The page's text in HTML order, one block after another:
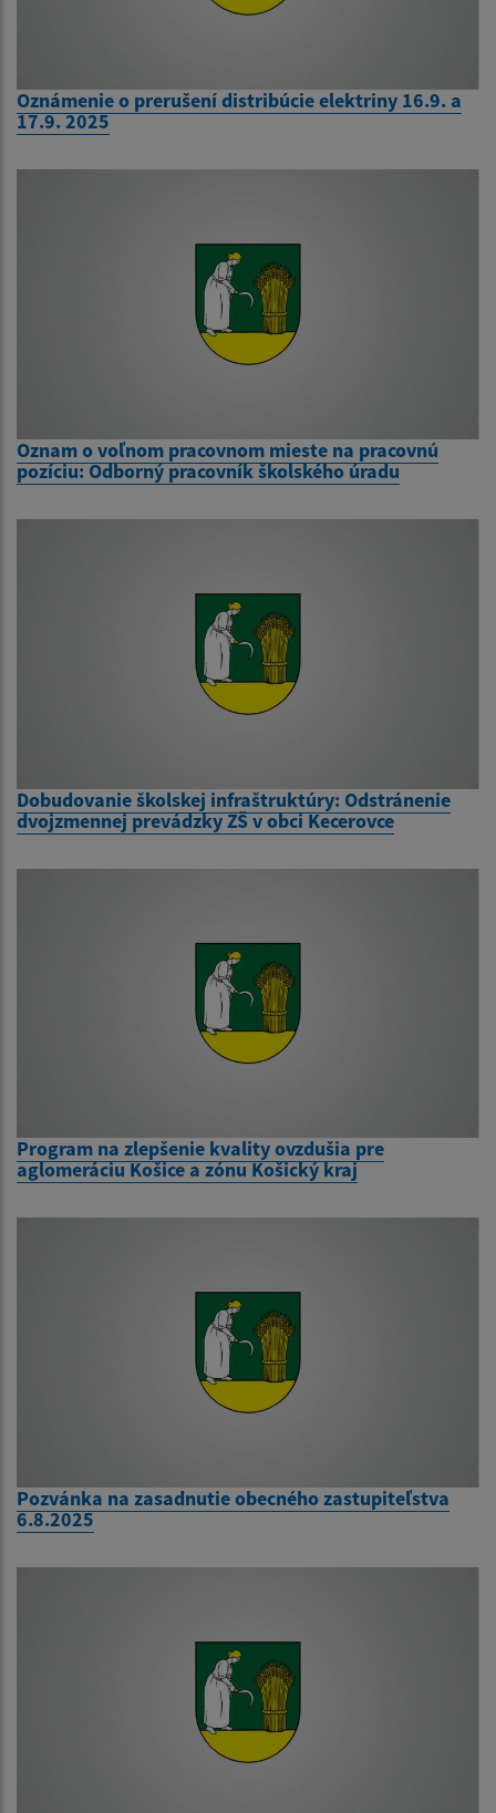
Oznámenie o prerušení distribúcie elektriny 16.9. a
17.9. 2025
Oznam o voľnom pracovnom mieste na pracovnú
pozíciu: Odborný pracovník školského úradu
Dobudovanie školskej infraštruktúry: Odstránenie
dvojzmennej prevádzky ZŠ v obci Kecerovce
Program na zlepšenie kvality ovzdušia pre
aglomeráciu Košice a zónu Košický kraj
Pozvánka na zasadnutie obecného zastupiteľstva
6.8.2025